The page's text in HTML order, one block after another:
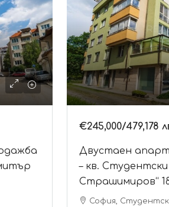
€245,000/479,178
Двустаен
– кв.
Страшимиров“
София,